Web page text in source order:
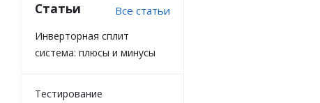
Статьи Все статьи
Инверторная сплит
система: плюсы и минусы
Тестирование